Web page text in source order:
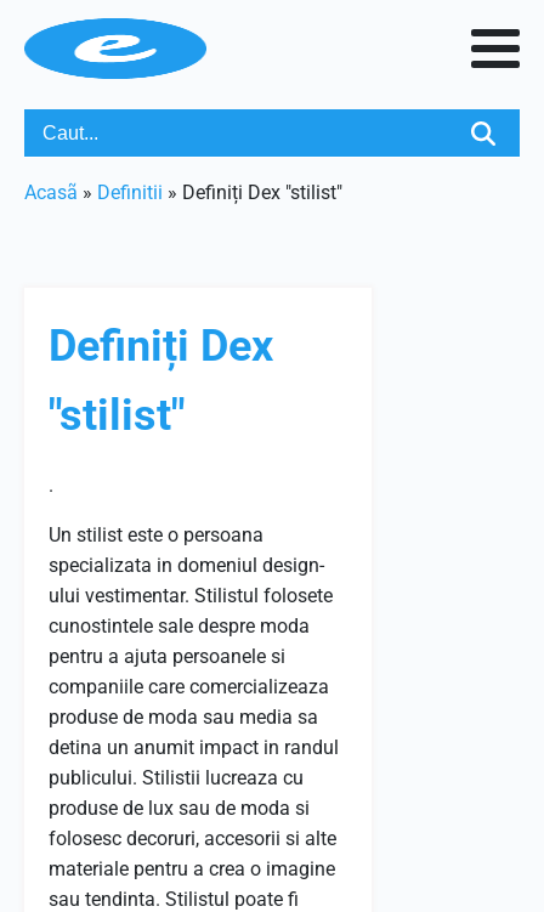
Acasã » Definitii » Definiți Dex "stilist"
Definiți Dex
"stilist"
.
Un stilist este o persoana
specializata in domeniul design-
ului vestimentar. Stilistul folosete
cunostintele sale despre moda
pentru a ajuta persoanele si
companiile care comercializeaza
produse de moda sau media sa
detina un anumit impact in randul
publicului. Stilistii lucreaza cu
produse de lux sau de moda si
folosesc decoruri, accesorii si alte
materiale pentru a crea o imagine
sau tendinta. Stilistul poate fi